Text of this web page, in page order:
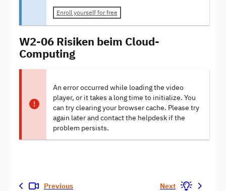
Enroll yourself for free
W2-06 Risiken beim Cloud-
Computing
An error occurred while loading the video
player, or it takes a long time to initialize. You
can try clearing your browser cache. Please try
again later and contact the helpdesk if the
problem persists.
Previous Next